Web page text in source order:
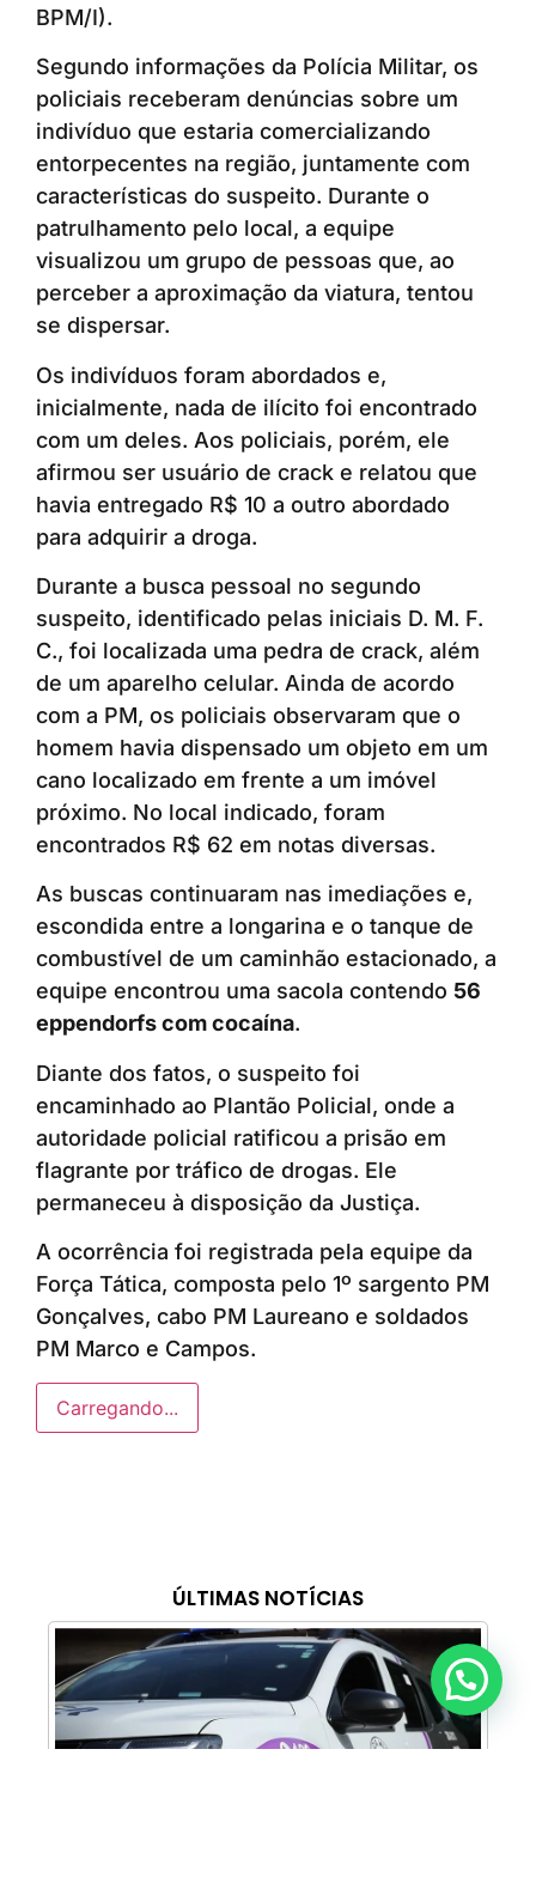
ÚLTIMAS NOTÍCIAS
BPM/I).
Segundo informações da Polícia Militar, os
policiais receberam denúncias sobre um
indivíduo que estaria comercializando
entorpecentes na região, juntamente com
características do suspeito. Durante o
patrulhamento pelo local, a equipe
visualizou um grupo de pessoas que, ao
perceber a aproximação da viatura, tentou
se dispersar.
Os indivíduos foram abordados e,
inicialmente, nada de ilícito foi encontrado
com um deles. Aos policiais, porém, ele
afirmou ser usuário de crack e relatou que
havia entregado R$ 10 a outro abordado
para adquirir a droga.
Durante a busca pessoal no segundo
suspeito, identificado pelas iniciais D. M. F.
C., foi localizada uma pedra de crack, além
de um aparelho celular. Ainda de acordo
com a PM, os policiais observaram que o
homem havia dispensado um objeto em um
cano localizado em frente a um imóvel
próximo. No local indicado, foram
encontrados R$ 62 em notas diversas.
As buscas continuaram nas imediações e,
escondida entre a longarina e o tanque de
combustível de um caminhão estacionado, a
equipe encontrou uma sacola contendo 56
eppendorfs com cocaína.
Diante dos fatos, o suspeito foi
encaminhado ao Plantão Policial, onde a
autoridade policial ratificou a prisão em
flagrante por tráfico de drogas. Ele
permaneceu à disposição da Justiça.
A ocorrência foi registrada pela equipe da
Força Tática, composta pelo 1º sargento PM
Gonçalves, cabo PM Laureano e soldados
PM Marco e Campos.
Carregando...
Anunciar ou recomendar matéria